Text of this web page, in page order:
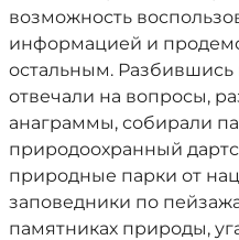
возможность
информацией и
остальным. Разбившись
отвечали на вопросы,
анаграммы, собирали
природоохранный
природные парки от
заповедники по
памятниках природы,